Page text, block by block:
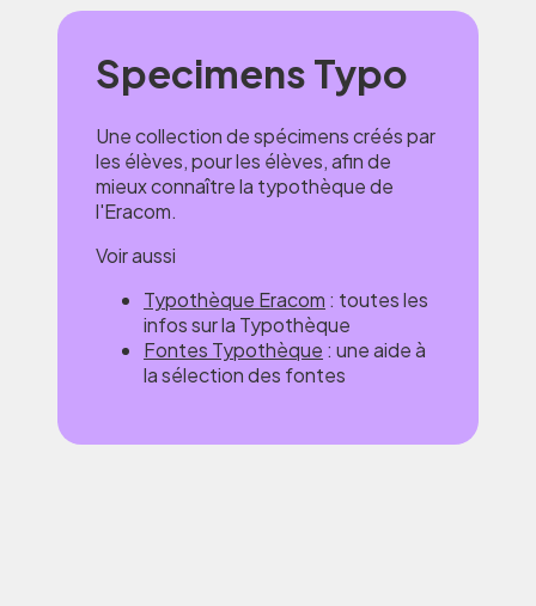
Specimens Typo
Une collection de spécimens créés par
les élèves, pour les élèves, afin de
mieux connaître la typothèque de
l'Eracom.
Voir aussi
Typothèque Eracom : toutes les
infos sur la Typothèque
Fontes Typothèque : une aide à
la sélection des fontes